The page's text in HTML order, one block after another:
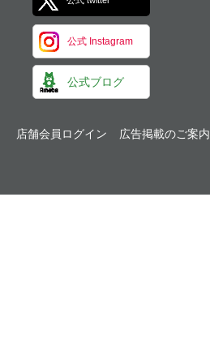
公式 Instagram
公式ブログ
店舗会員ログイン 広告掲載のご案内